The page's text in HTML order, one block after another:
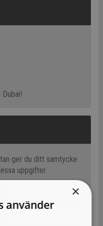
ger du ditt samtycke
uppgifter.
×
använder